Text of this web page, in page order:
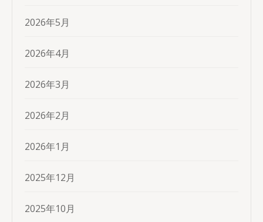
2026年5月
2026年4月
2026年3月
2026年2月
2026年1月
2025年12月
2025年10月